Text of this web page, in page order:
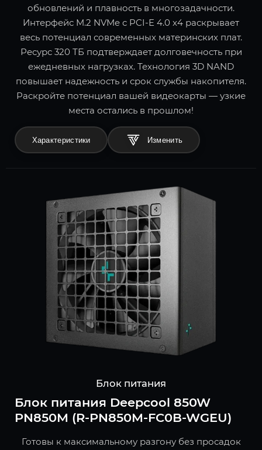
обновлений и плавность в многозадачности.
Интерфейс M.2 NVMe с PCI-E 4.0 x4 раскрывает
весь потенциал современных материнских плат.
Ресурс 320 ТБ подтверждает долговечность при
ежедневных нагрузках. Технология 3D NAND
повышает надежность и срок службы накопителя.
Раскройте потенциал вашей видеокарты — узкие
места остались в прошлом!
Характеристики
Блок питания
Блок питания Deepcool 850W
PN850M (R-PN850M-FC0B-WGEU)
Готовы к максимальному разгону без просадок